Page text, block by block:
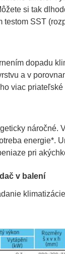
si tak
testom SST
dopadu
a v
viac
náročné.
energie*.
pri
v balení